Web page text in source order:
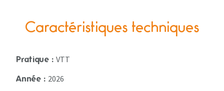
Caractéristiques techniques
Pratique : VTT
Année : 2026